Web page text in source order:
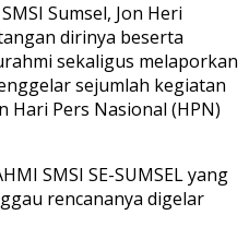
Sumsel, Jon Heri
dirinya beserta
sekaligus melaporkan
sejumlah kegiatan
Hari Pers Nasional (HPN)
SMSI SE-SUMSEL yang
rencananya digelar